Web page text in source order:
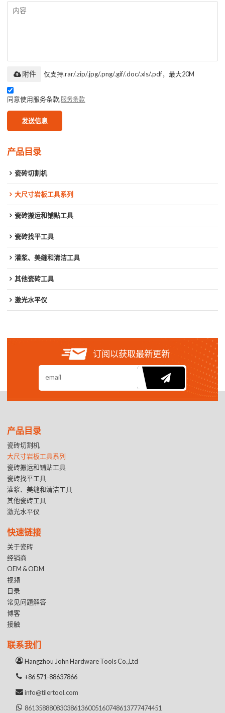
仅支持.rar/.zip/.jpg/.png/.gif/.doc/.xls/.pdf，最大20M
附件
同意使用服务条款,服务条款
发送信息
产品目录
瓷砖切割机
大尺寸岩板工具系列
瓷砖搬运和铺贴工具
瓷砖找平工具
灌浆、美缝和清洁工具
其他瓷砖工具
激光水平仪
订阅以获取最新更新
产品目录
瓷砖切割机
大尺寸岩板工具系列
瓷砖搬运和铺贴工具
瓷砖找平工具
灌浆、美缝和清洁工具
其他瓷砖工具
激光水平仪
快速链接
关于瓷砖
经销商
OEM & ODM
视频
目录
常见问题解答
博客
接触
联系我们
Hangzhou John Hardware Tools Co.,Ltd
+86 571-88637866
info@tilertool.com
861358880830386136005160748613777474451